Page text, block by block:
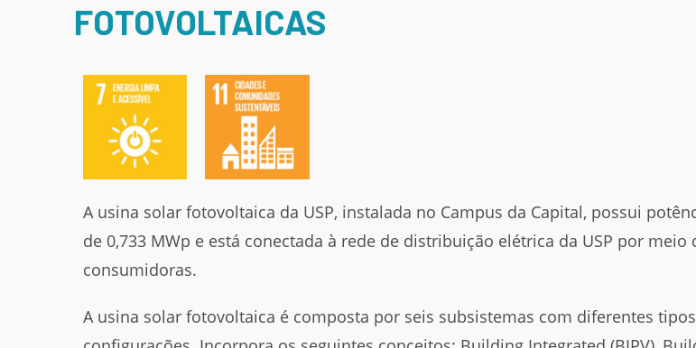
FOTOVOLTAICAS
A usina solar fotovoltaica da USP, instalada no Campus da Capital, possui
de 0,733 MWp e está conectada à rede de distribuição elétrica da USP por meio
consumidoras.
A usina solar fotovoltaica é composta por seis subsistemas com diferentes